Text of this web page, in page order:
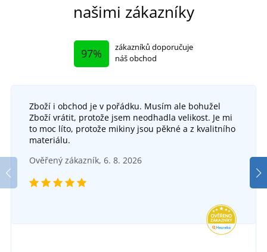
našimi zákazníky
97%
zákazníků doporučuje
náš obchod
Zboží i obchod je v pořádku. Musím ale bohužel
Zboží vrátit, protože jsem neodhadla velikost. Je mi
to moc líto, protože mikiny jsou pěkné a z kvalitního
materiálu.
Ověřený zákazník, 6. 8. 2026